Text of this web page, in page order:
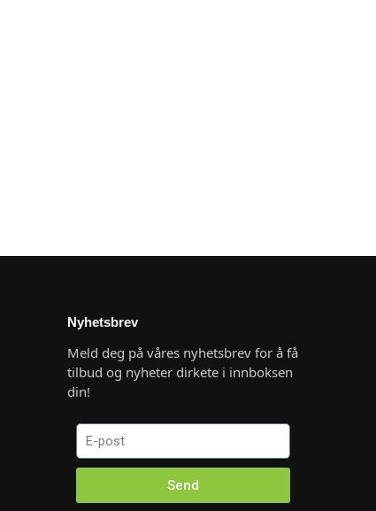
Nyhetsbrev
Meld deg på våres nyhetsbrev for å få
tilbud og nyheter dirkete i innboksen
din!
Send